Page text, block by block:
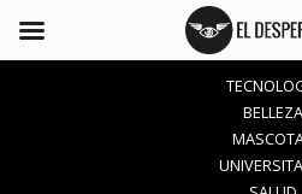
BELLEZA